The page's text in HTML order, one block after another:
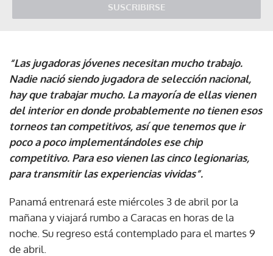
SUSCRIBIRSE
“Las jugadoras jóvenes necesitan mucho trabajo.
Nadie nació siendo jugadora de selección nacional,
hay que trabajar mucho. La mayoría de ellas vienen
del interior en donde probablemente no tienen esos
torneos tan competitivos, así que tenemos que ir
poco a poco implementándoles ese chip
competitivo. Para eso vienen las cinco legionarias,
para transmitir las experiencias vividas”.
Panamá entrenará este miércoles 3 de abril por la
mañana y viajará rumbo a Caracas en horas de la
noche. Su regreso está contemplado para el martes 9
de abril.